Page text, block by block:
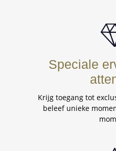
Speciale
Krijg toegang tot
beleef unieke